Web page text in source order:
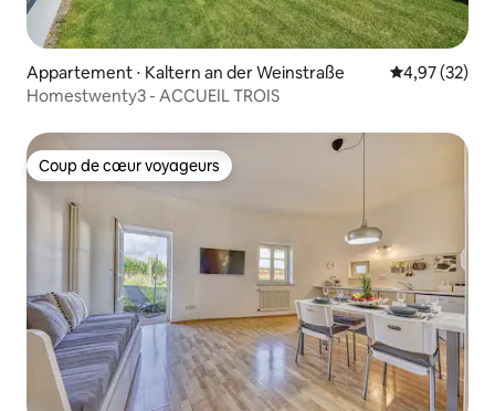
Appartement ⋅ Kaltern an der Weinstraße Évaluation
4,97 (32)
Homestwenty3 - ACCUEIL TROIS
Coup de cœur voyageurs
Coup de cœur voyageurs